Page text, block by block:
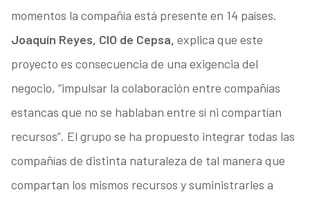
momentos la compañía está presente en 14 países.
Joaquín Reyes, CIO de Cepsa, explica que este
proyecto es consecuencia de una exigencia del
negocio, “impulsar la colaboración entre compañías
estancas que no se hablaban entre sí ni compartían
recursos”. El grupo se ha propuesto integrar todas las
compañías de distinta naturaleza de tal manera que
compartan los mismos recursos y suministrarles a